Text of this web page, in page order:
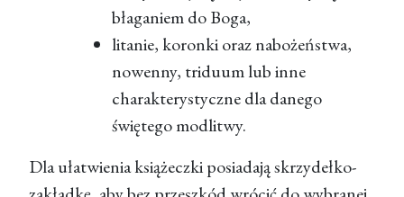
błaganiem do Boga,
litanie, koronki oraz nabożeństwa,
nowenny, triduum lub inne
charakterystyczne dla danego
świętego modlitwy.
Dla ułatwienia książeczki posiadają skrzydełko-